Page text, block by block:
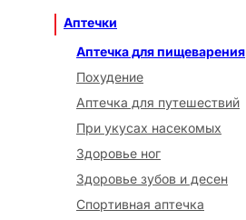
Аптечки
Аптечка для пищеварения
Похудение
Аптечка для путешествий
При укусах насекомых
Здоровье ног
Здоровье зубов и десен
Спортивная аптечка